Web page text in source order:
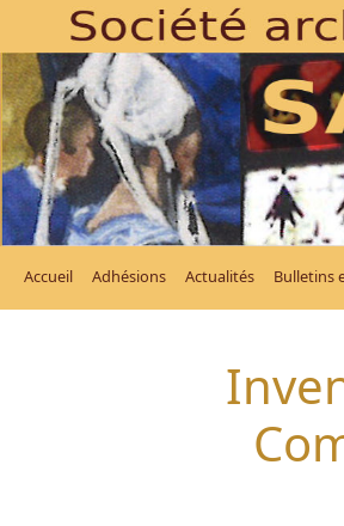
Accueil Adhésions Actualités Bulletins